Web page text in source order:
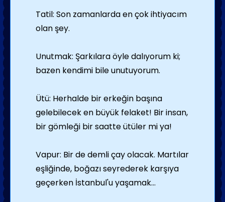
Tatil: Son zamanlarda en çok ihtiyacım
olan şey.
Unutmak: Şarkılara öyle dalıyorum ki;
bazen kendimi bile unutuyorum.
Ütü: Herhalde bir erkeğin başına
gelebilecek en büyük felaket! Bir insan,
bir gömleği bir saatte ütüler mi ya!
Vapur: Bir de demli çay olacak. Martılar
eşliğinde, boğazı seyrederek karşıya
geçerken İstanbul'u yaşamak...